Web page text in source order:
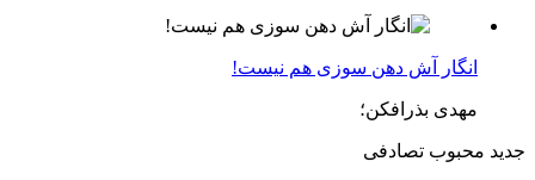
انگار آش دهن سوزی هم نیست!
مهدی بذرافکن؛
جدید محبوب تصادفی